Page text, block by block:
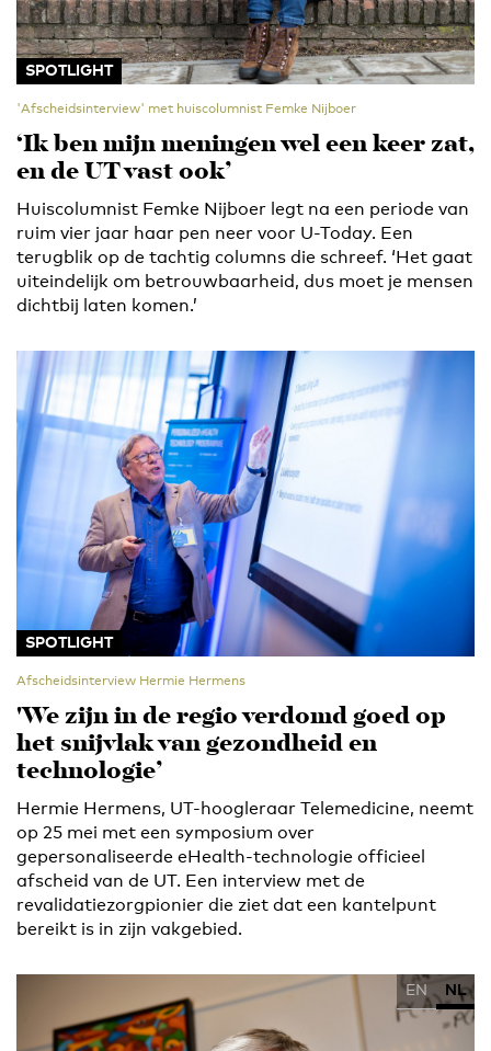
SPOTLIGHT
'Afscheidsinterview' met huiscolumnist Femke Nijboer
‘Ik ben mijn meningen wel een keer zat,
en de UT vast ook’
Huiscolumnist Femke Nijboer legt na een periode van
ruim vier jaar haar pen neer voor U-Today. Een
terugblik op de tachtig columns die schreef. ‘Het gaat
uiteindelijk om betrouwbaarheid, dus moet je mensen
dichtbij laten komen.’
SPOTLIGHT
Afscheidsinterview Hermie Hermens
'We zijn in de regio verdomd goed op
het snijvlak van gezondheid en
technologie’
Hermie Hermens, UT-hoogleraar Telemedicine, neemt
op 25 mei met een symposium over
gepersonaliseerde eHealth-technologie officieel
afscheid van de UT. Een interview met de
revalidatiezorgpionier die ziet dat een kantelpunt
bereikt is in zijn vakgebied.
EN NL